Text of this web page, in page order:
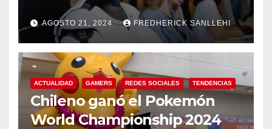
AGOSTO 21, 2024 FREDHERICK SANLLEHI
ACTUALIDAD GAMERS REDES SOCIALES TENDENCIAS
Chileno ganó el Pokemón
World Championship 2024